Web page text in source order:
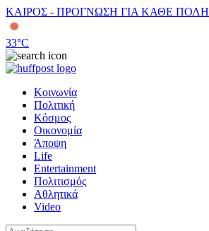
ΚΑΙΡΟΣ - ΠΡΟΓΝΩΣΗ ΓΙΑ ΚΑΘΕ ΠΟΛΗ
33°C
Κοινωνία
Πολιτική
Κόσμος
Οικονομία
Άποψη
Life
Entertainment
Πολιτισμός
Αθλητικά
Video